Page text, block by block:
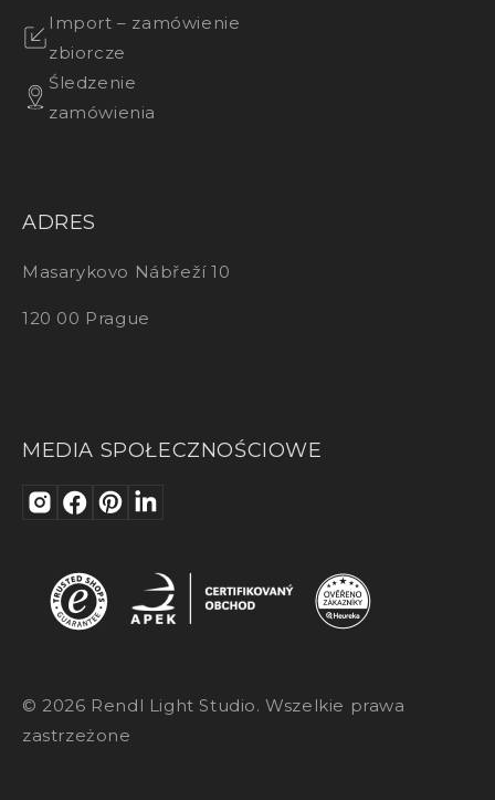
Import – zamówienie
zbiorcze
Śledzenie
zamówienia
ADRES
Masarykovo Nábřeží 10
120 00 Prague
MEDIA SPOŁECZNOŚCIOWE
© 2026 Rendl Light Studio. Wszelkie prawa
zastrzeżone